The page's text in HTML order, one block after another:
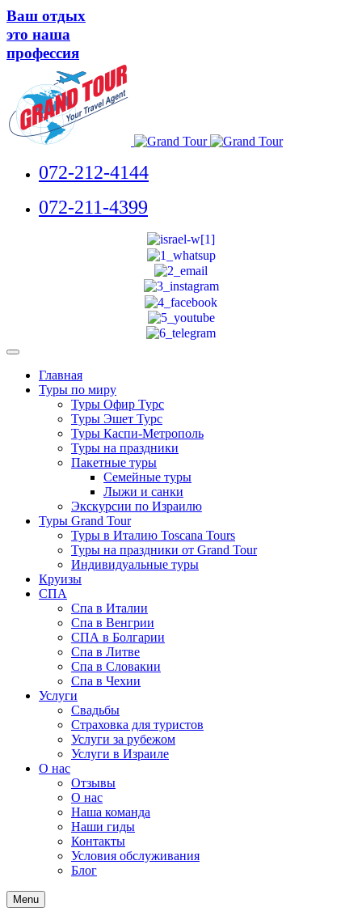
Ваш отдых
это наша
профессия
072-212-4144
072-211-4399
Главная
Туры по миру
Туры Офир Турс
Туры Эшет Турс
Туры Каспи-Метрополь
Туры на праздники
Пакетные туры
Семейные туры
Лыжи и санки
Экскурсии по Израилю
Туры Grand Tour
Туры в Италию Toscana Tours
Туры на праздники от Grand Tour
Индивидуальные туры
Круизы
СПА
Спа в Италии
Спа в Венгрии
СПА в Болгарии
Спа в Литве
Спа в Словакии
Спа в Чехии
Услуги
Свадьбы
Страховка для туристов
Услуги за рубежом
Услуги в Израиле
О нас
Отзывы
О нас
Наша команда
Наши гиды
Контакты
Условия обслуживания
Блог
Menu